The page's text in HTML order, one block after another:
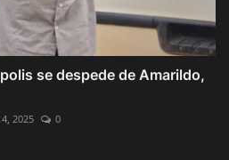
se despede de Amarildo,
2025 0